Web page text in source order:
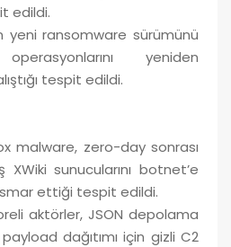
edildi.
yeni ransomware sürümünü
yeniden
tespit edildi.
malware, zero-day sonrası
sunucularını botnet’e
ettiği tespit edildi.
aktörler, JSON depolama
dağıtımı için gizli C2